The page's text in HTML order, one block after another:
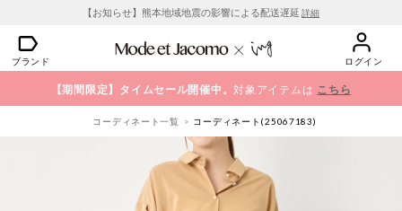
【お知らせ】熊本地域地震の影響による配送遅延 詳細
ブランド ログイン
【期間限定】タイムセール開催中。対象アイテムは こちら
コーディネート一覧 コーディネート(25067183)